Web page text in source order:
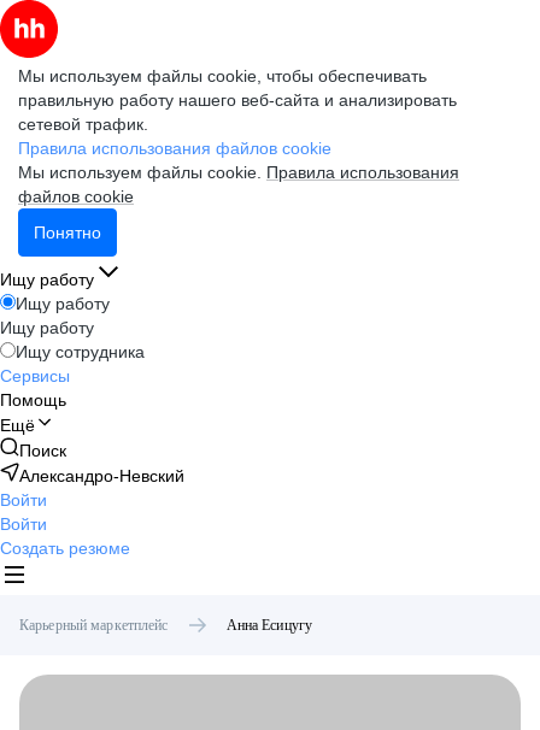
Мы используем файлы cookie, чтобы обеспечивать
правильную работу нашего веб-сайта и анализировать
сетевой трафик.
Правила использования файлов cookie
Мы используем файлы cookie. Правила использования
файлов cookie
Понятно
Ищу работу
Ищу работу
Ищу работу
Ищу сотрудника
Сервисы
Помощь
Ещё
Поиск
Александро-Невский
Войти
Войти
Создать резюме
Карьерный маркетплейс Анна Есицугу